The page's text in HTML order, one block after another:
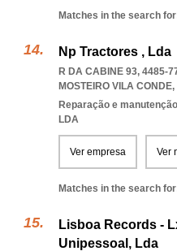
Matches in the search
Np Tractores , Lda
R DA CABINE 93, 4485-
MOSTEIRO VILA CONDE,
Reparação e
LDA
Ver empresa Ver
Matches in the search
Lisboa Records -
Unipessoal, Lda